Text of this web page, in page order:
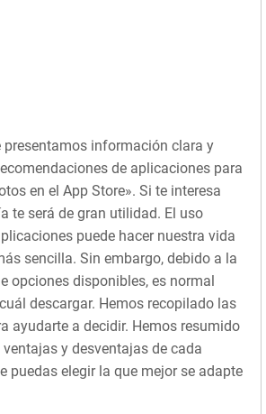
presentamos información clara y
de aplicaciones para
en el App Store». Si te interesa
te será de gran utilidad. El uso
puede hacer nuestra vida
sencilla. Sin embargo, debido a la
opciones disponibles, es normal
descargar. Hemos recopilado las
ayudarte a decidir. Hemos resumido
y desventajas de cada
puedas elegir la que mejor se adapte